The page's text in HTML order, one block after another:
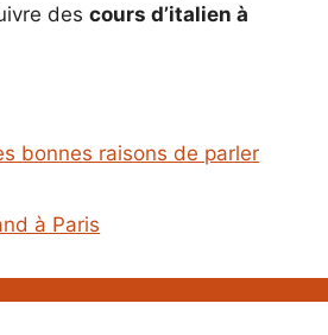
des cours d’italien à
bonnes raisons de parler
à Paris